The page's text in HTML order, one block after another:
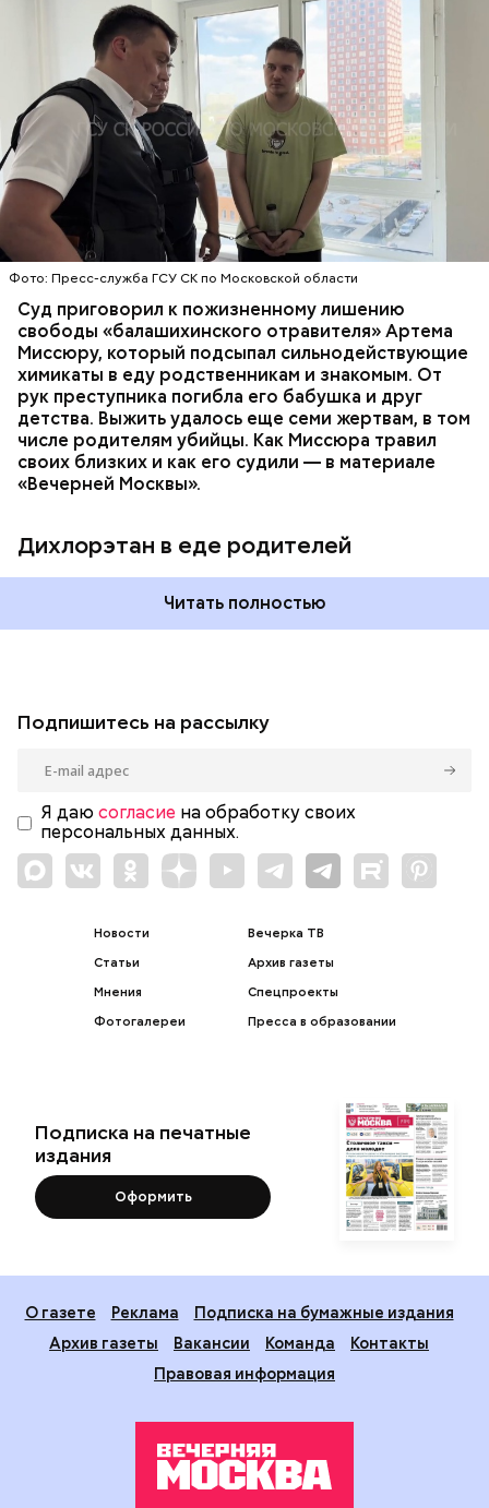
Фото: Пресс-служба ГСУ СК по Московской области
Суд приговорил к пожизненному лишению
свободы «балашихинского отравителя» Артема
Миссюру, который подсыпал сильнодействующие
химикаты в еду родственникам и знакомым. От
рук преступника погибла его бабушка и друг
детства. Выжить удалось еще семи жертвам, в том
числе родителям убийцы. Как Миссюра травил
своих близких и как его судили — в материале
«Вечерней Москвы».
Дихлорэтан в еде родителей
Все началось в июне, когда двое супругов
обратились в местную больницу с жалобами на
плохое самочувствие. Врачи не смогли поставить
им точный диагноз, после чего анализы
потерпевших направили на экспертизу. В них
специалисты обнаружили сильнодействующий
химикат дихлорэтан, который не мог попасть в
организм супругов случайно. То же самое вещество
нашли в еде, изъятой из квартиры пострадавших.
Видео: пресс-служба ГСУ СК по Московской области
Читать полностью
ОТРАВЛЕНИЯ БАЛАШИХА
РОДИТЕЛИ
СЛЕДСТВЕННЫЙ КОМИТЕТ
ЭКСПЕРТИЗЫ
Подпишитесь на рассылку
Я даю согласие на обработку своих
персональных данных.
Новости
Статьи
Мнения
Фотогалереи
Вечерка ТВ
Архив газеты
Спецпроекты
Пресса в образовании
Подписка на печатные
издания
Оформить
О газете Реклама
Подписка на бумажные издания
Архив газеты
Вакансии Команда
Контакты
Правовая информация